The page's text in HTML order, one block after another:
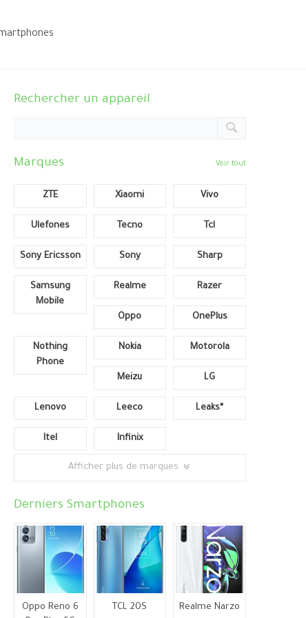
Rechercher un appareil
Marques Voir tout
ZTE Xiaomi Vivo
Ulefones Tecno Tcl
Sony Ericsson Sony Sharp
Samsung
Mobile
Realme Razer
Oppo OnePlus
Nothing
Phone
Nokia Motorola
Meizu LG
Lenovo Leeco Leaks*
Itel Infinix
Afficher plus de marques
Derniers Smartphones
Oppo Reno 6
TCL 20S Realme Narzo